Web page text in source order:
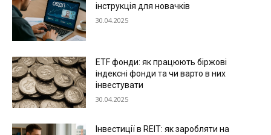
інструкція для новачків
30.04.2025
ETF фонди: як працюють біржові
індексні фонди та чи варто в них
інвестувати
30.04.2025
Інвестиції в REIT: як заробляти на